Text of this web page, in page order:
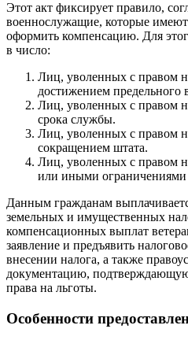
Этот акт фиксирует правило,
военнослужащие, которые
оформить компенсацию. Для
в число:
Лиц, уволенных с правом
достижением предельного
Лиц, уволенных с правом
срока службы.
Лиц, уволенных с правом
сокращением штата.
Лиц, уволенных с правом
или иными ограничениями
Данным гражданам
земельных и имущественных
компенсационных выплат
заявление и предъявить
внесении налога, а также
документацию, подтверждающую
права на льготы.
Особенности